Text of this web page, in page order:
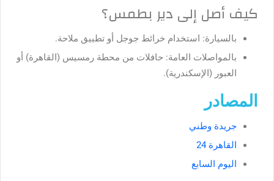
كيف أصل إلى دير بطمس؟
بالسيارة: استخدام خرائط جوجل أو تطبيق ملاحة.
بالمواصلات العامة: حافلات من محطة رمسيس (القاهرة) أو
العبور (الإسكندرية).
المصادر
جريدة وطني
القاهرة 24
اليوم السابع